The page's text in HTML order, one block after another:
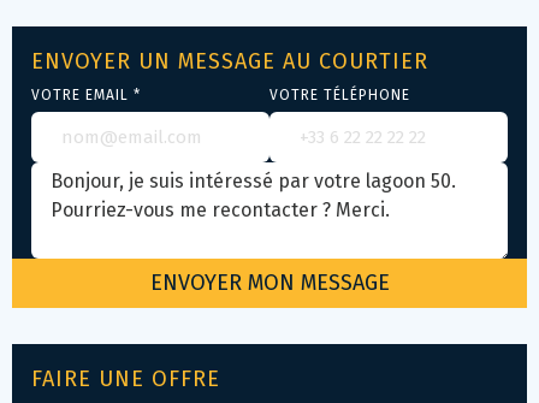
ENVOYER UN MESSAGE AU COURTIER
VOTRE EMAIL * VOTRE TÉLÉPHONE
FAIRE UNE OFFRE